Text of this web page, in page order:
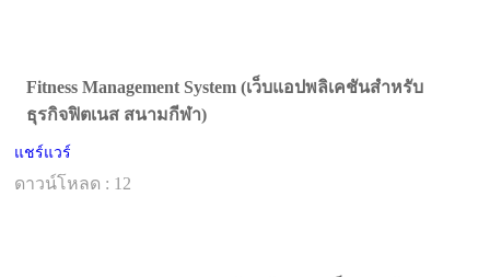
Fitness Management System (เว็บแอปพลิเคชันสำหรับ
ธุรกิจฟิตเนส สนามกีฬา)
แชร์แวร์
ดาวน์โหลด : 12